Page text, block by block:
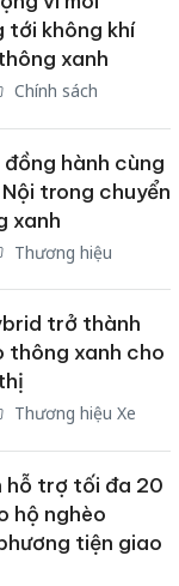
tới không khí
xanh
Chính sách
hành cùng
trong chuyển
xanh
Thương hiệu
trở thành
thông xanh cho
Thương hiệu Xe
hỗ trợ tối đa 20
hộ nghèo
tiện giao